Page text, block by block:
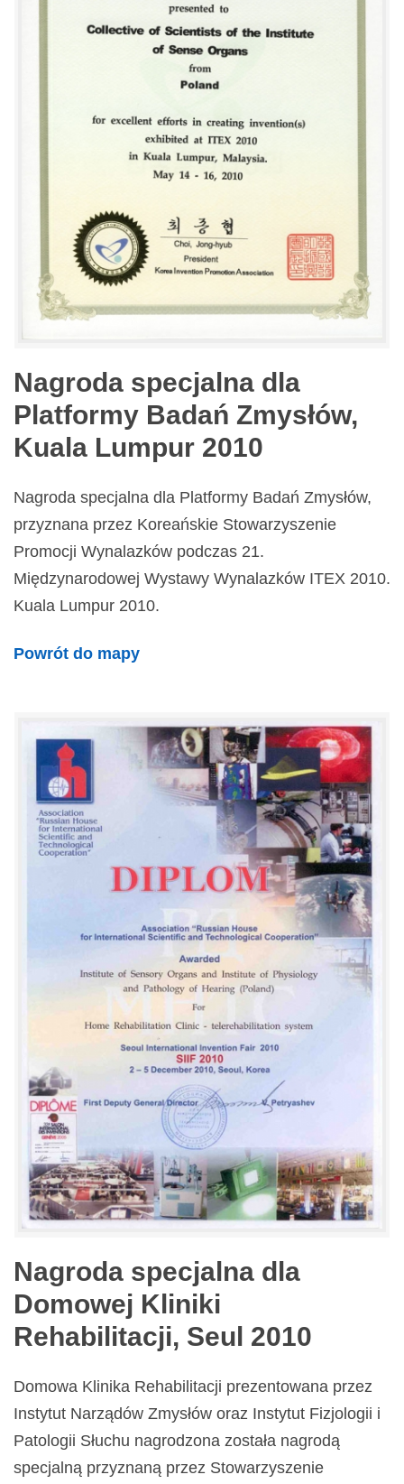
Nagroda specjalna dla
Platformy Badań Zmysłów,
Kuala Lumpur 2010
Nagroda specjalna dla Platformy Badań Zmysłów,
przyznana przez Koreańskie Stowarzyszenie
Promocji Wynalazków podczas 21.
Międzynarodowej Wystawy Wynalazków ITEX 2010.
Kuala Lumpur 2010.
Powrót do mapy
Nagroda specjalna dla
Domowej Kliniki
Rehabilitacji, Seul 2010
Domowa Klinika Rehabilitacji prezentowana przez
Instytut Narządów Zmysłów oraz Instytut Fizjologii i
Patologii Słuchu nagrodzona została nagrodą
specjalną przyznaną przez Stowarzyszenie